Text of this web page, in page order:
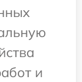
и